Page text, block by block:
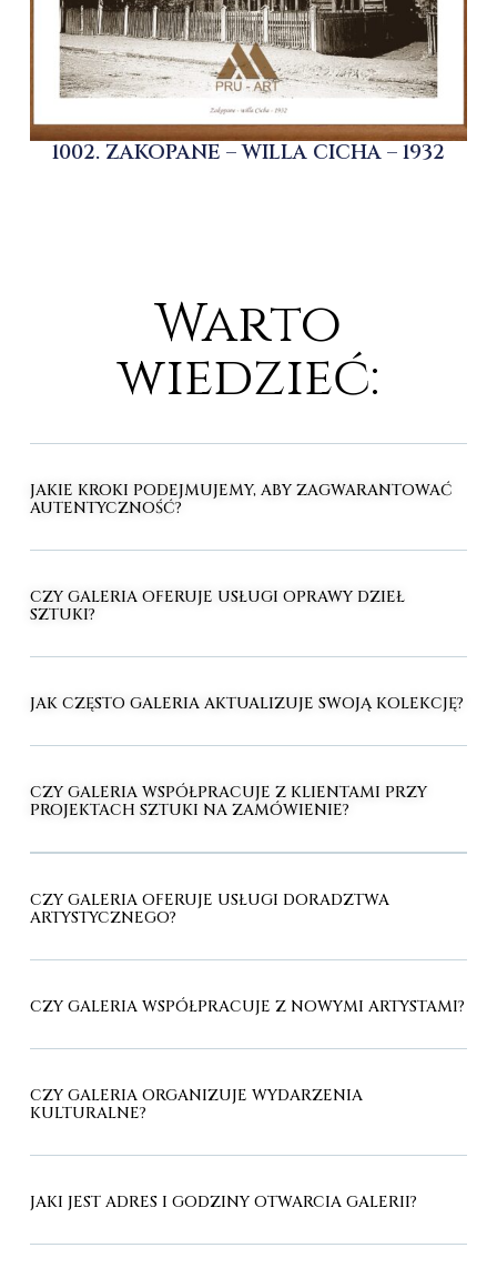
1002. ZAKOPANE – WILLA CICHA – 1932
Warto
wiedzieć:
JAKIE KROKI PODEJMUJEMY, ABY ZAGWARANTOWAĆ
AUTENTYCZNOŚĆ?
CZY GALERIA OFERUJE USŁUGI OPRAWY DZIEŁ
SZTUKI?
JAK CZĘSTO GALERIA AKTUALIZUJE SWOJĄ KOLEKCJĘ?
CZY GALERIA WSPÓŁPRACUJE Z KLIENTAMI PRZY
PROJEKTACH SZTUKI NA ZAMÓWIENIE?
CZY GALERIA OFERUJE USŁUGI DORADZTWA
ARTYSTYCZNEGO?
CZY GALERIA WSPÓŁPRACUJE Z NOWYMI ARTYSTAMI?
CZY GALERIA ORGANIZUJE WYDARZENIA
KULTURALNE?
JAKI JEST ADRES I GODZINY OTWARCIA GALERII?